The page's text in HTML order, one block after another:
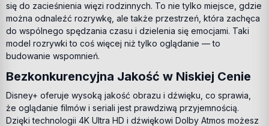
się do zacieśnienia więzi rodzinnych. To nie tylko miejsce, gdzie
można odnaleźć rozrywkę, ale także przestrzeń, która zachęca
do wspólnego spędzania czasu i dzielenia się emocjami. Taki
model rozrywki to coś więcej niż tylko oglądanie — to
budowanie wspomnień.
Bezkonkurencyjna Jakość w Niskiej Cenie
Disney+ oferuje wysoką jakość obrazu i dźwięku, co sprawia,
że oglądanie filmów i seriali jest prawdziwą przyjemnością.
Dzięki technologii 4K Ultra HD i dźwiękowi Dolby Atmos możesz